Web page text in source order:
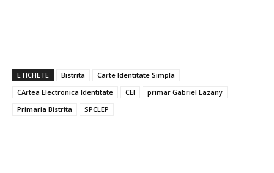
ETICHETE Bistrita
Carte Identitate Simpla
CArtea Electronica Identitate
CEI
primar Gabriel Lazany
Primaria Bistrita
SPCLEP